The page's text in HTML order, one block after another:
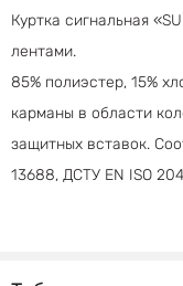
Куртка сигнальная
лентами.
85% полиэстер, 15%
карманы в области
защитных вставок.
13688, ДСТУ EN ISO